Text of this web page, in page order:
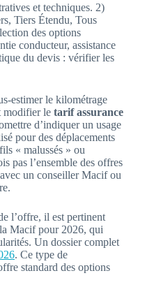
et techniques. 2)
Tiers Étendu, Tous
des options
conducteur, assistance
du devis : vérifier les
estimer le kilométrage
modifier le tarif assurance
d’indiquer un usage
pour des déplacements
« malussés » ou
pas l’ensemble des offres
un conseiller Macif ou
l’offre, il est pertinent
Macif pour 2026, qui
Un dossier complet
. Ce type de
standard des options